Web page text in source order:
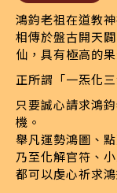
鴻鈞老祖在道教
相傳於盤古開天
仙，具有極高的果
正所謂「一炁化
只要誠心請求鴻
機。
舉凡運勢鴻圖、
乃至化解官符、
都可以虔心祈求